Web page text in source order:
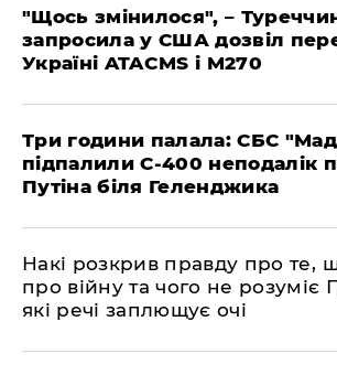
"Щось змінилося", –
запросила у США дозвіл
Україні ATACMS і M270
Три години палала: СБС
підпалили С-400 неподалік
Путіна біля Геленджика
Накі розкрив правду про те,
про війну та чого не розуміє
які речі заплющує очі